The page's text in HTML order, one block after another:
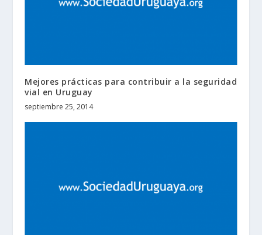
Mejores prácticas para contribuir a la seguridad
vial en Uruguay
septiembre 25, 2014